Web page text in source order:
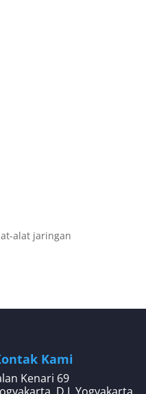
alat jaringan
Kami
Kenari 69